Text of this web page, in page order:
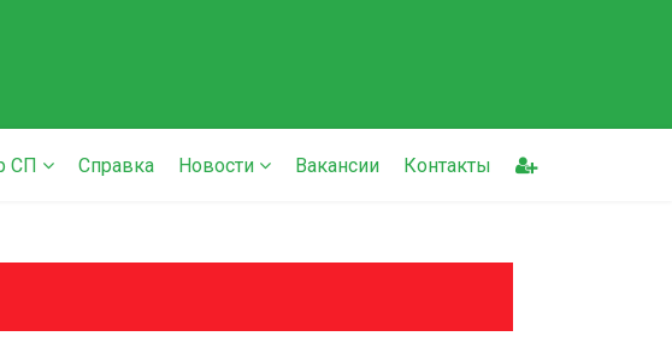
СП Справка Новости Вакансии Контакты